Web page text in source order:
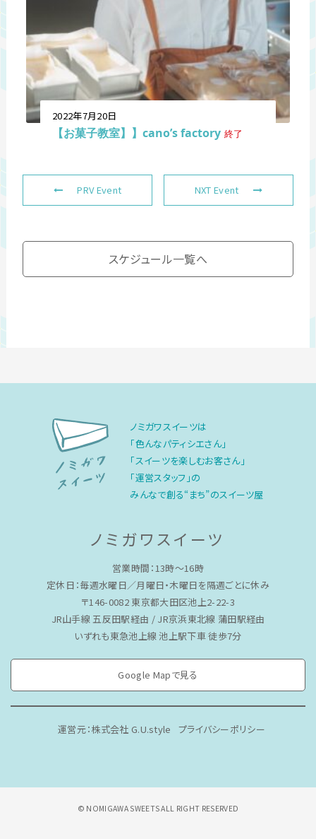
2022年7月20日
【お菓子教室】】cano’s factory 終了
PRV Event NXT Event
スケジュール一覧へ
ノミガワスイーツは
「色んなパティシエさん」
「スイーツを楽しむお客さん」
「運営スタッフ」の
みんなで創る“まち”のスイーツ屋
ノミガワスイーツ
営業時間：13時〜16時
定休日：毎週水曜日／月曜日・木曜日を隔週ごとに休み
〒146-0082 東京都大田区池上2-22-3
JR山手線 五反田駅経由 / JR京浜東北線 蒲田駅経由
いずれも東急池上線 池上駅下車 徒歩7分
Google Mapで見る
運営元：株式会社 G.U.style プライバシーポリシー
© NOMIGAWA SWEETS ALL RIGHT RESERVED